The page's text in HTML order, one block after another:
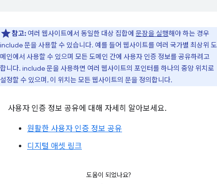
참고: 여러 웹사이트에서 동일한 대상 집합에 문장을 실행해야 하는 경우
include 문을 사용할 수 있습니다. 예를 들어 웹사이트를 여러 국가별 최상위 도
메인에서 사용할 수 있으며 모든 도메인 간에 사용자 인증 정보를 공유하려고
합니다. include 문을 사용하면 여러 웹사이트의 포인터를 하나의 중앙 위치로
설정할 수 있으며, 이 위치는 모든 웹사이트의 문을 정의합니다.
사용자 인증 정보 공유에 대해 자세히 알아보세요.
원활한 사용자 인증 정보 공유
디지털 애셋 링크
도움이 되었나요?